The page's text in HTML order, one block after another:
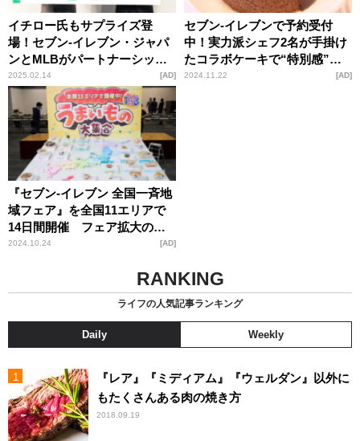
イチロー氏もサプライズ登
場！セブン-イレブン・ジャパ
ンとMLBがパートナーシップ
契約を締結
2025.02.14 AD
セブン-イレブンで予約受付
中！実力派シェフ2名が手掛け
たコラボケーキで“特別感”の
あるクリスマスを提供「もっ
2024.11.22 AD
『セブン-イレブン 全国一斉地
域フェア』を全国11エリアで
14日間開催 フェア拡大の狙
いと今後の願い「未来へ向け
2024.10.24 AD
RANKING
ライフの人気記事ランキング
Daily Weekly
『レア』『ミディアム』『ウェルダン』以外に
もたくさんある肉の焼き方
2018.09.19